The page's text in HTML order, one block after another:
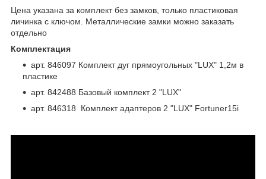
Цена указана за комплект без замков, только пластиковая
личинка с ключом. Металлические замки можно заказать
отдельно
Комплектация
арт. 846097 Комплект дуг прямоугольных "LUX" 1,2м в
пластике
арт. 842488 Базовый комплект 2 "LUX"
арт. 846318 Комплект адаптеров 2 "LUX" Fortuner15i